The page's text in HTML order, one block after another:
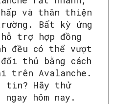
và thân thiện
Bất kỳ ứng
trợ hợp đồng
đều có thể vượt
thủ bằng cách
trên Avalanche.
tin? Hãy thử
ngay hôm nay.